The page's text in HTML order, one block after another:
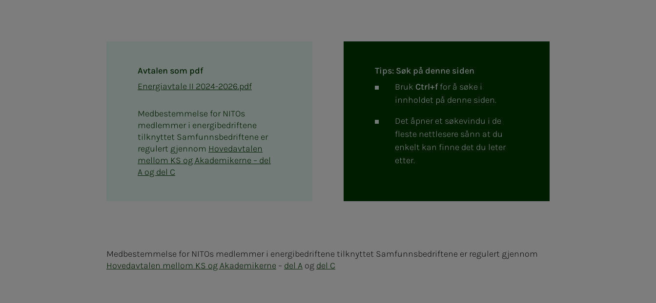
Avtalen som pdf
Energiavtale II 2024-2026.pdf
Medbestemmelse for NITOs
medlemmer i energibedriftene
tilknyttet Samfunnsbedriftene er
regulert gjennom Hovedavtalen
mellom KS og Akademikerne – del
A og del C
Tips: Søk på denne siden
Bruk Ctrl+ffor å søke i
innholdet på denne siden.
Det åpner et søkevindu i de
fleste nettlesere sånn at du
enkelt kan finne det du leter
etter.
Medbestemmelse for NITOs medlemmer i energibedriftene tilknyttet Samfunnsbedriftene er regulert gjennom
Hovedavtalen mellom KS og Akademikerne – del A og del C